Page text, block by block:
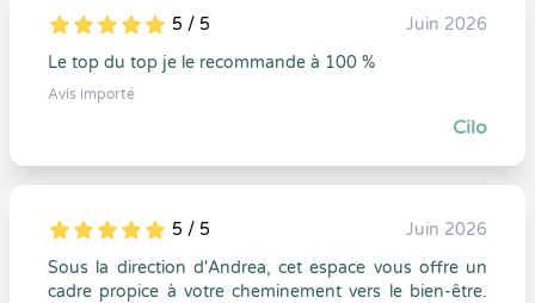
5
1
5
0 5 / 5
Juin 2026
Le top du top je le recommande à 100 %
Avis importé
Cilo
5
1
5
0 5 / 5
Juin 2026
Sous la direction d'Andrea, cet espace vous offre un
cadre propice à votre cheminement vers le bien-être.